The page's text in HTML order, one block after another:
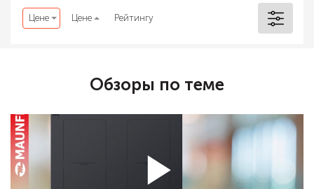
Цене Цене Рейтингу
Обзоры по теме